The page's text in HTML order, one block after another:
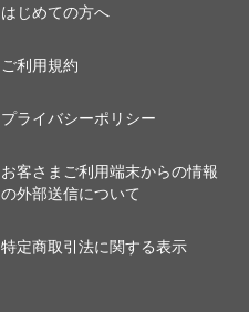
はじめての方へ
ご利用規約
プライバシーポリシー
お客さまご利用端末からの情報
の外部送信について
特定商取引法に関する表示